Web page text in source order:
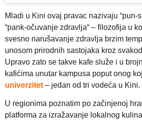
Mladi u Kini ovaj pravac nazivaju “pun-
“pank-očuvanje zdravlja“ – filozofija u
svesno narušavanje zdravlja brzim
unosom prirodnih sastojaka kroz
Upravo zato se takve kafe služe i u
kafićima unutar kampusa poput onog
univerzitet – jedan od tri vodeća u Kini.
U regionima poznatim po začinjenoj
platforma za izražavanje lokalnog